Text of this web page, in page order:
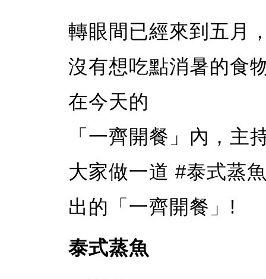
轉眼間已經來到五月
沒有想吃點消暑的食
在今天的
「一齊開餐」內，主
大家做一道 #泰式蒸
出的「一齊開餐」!
泰式蒸魚